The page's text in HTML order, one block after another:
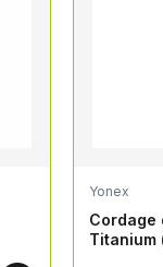
Yonex
Cordage
Titanium